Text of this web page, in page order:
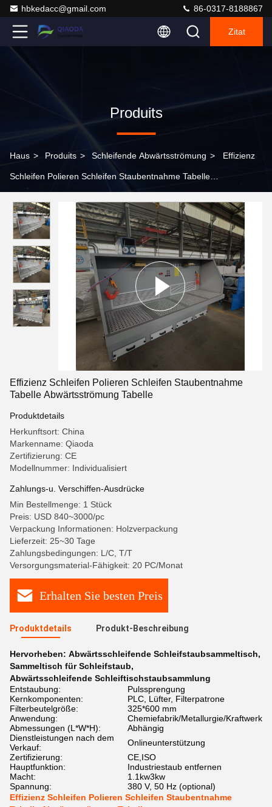
hbkedacc@gmail.com 86-0317-8188867
Zitat
Produits
Haus > Produits > Schleifende Abwärtsströmung > Effizienz
Schleifen Polieren Schleifen Staubentnahme Tabelle
Effizienz Schleifen Polieren Schleifen Staubentnahme
Tabelle Abwärtsströmung Tabelle
Produktdetails
Herkunftsort: China
Markenname: Qiaoda
Zertifizierung: CE
Modellnummer: Individualisiert
Zahlungs-u. Verschiffen-Ausdrücke
Min Bestellmenge: 1 Stück
Preis: USD 840~3000/pc
Verpackung Informationen: Holzverpackung
Lieferzeit: 25~30 Tage
Zahlungsbedingungen: L/C, T/T
Versorgungsmaterial-Fähigkeit: 20 PC/Monat
Erhalten Sie besten Preis
Produktdetails Produkt-Beschreibung
Hervorheben: Abwärtsschleifende Schleifstaubsammeltisch,
Sammeltisch für Schleifstaub,
Abwärtsschleifende Schleiftischstaubsammlung
Entstaubung:
Pulssprengung
Kernkomponenten:
PLC, Lüfter, Filterpatrone
Filterbeutelgröße:
325*600 mm
Anwendung:
Chemiefabrik/Metallurgie/Kraftwerk
Abmessungen (L*W*H):
Abhängig
Dienstleistungen nach dem
Verkauf:
Onlineunterstützung
Zertifizierung:
CE,ISO
Hauptfunktion:
Industriestaub entfernen
Macht:
1.1kw3kw
Spannung:
380 V, 50 Hz (optional)
Effizienz Schleifen Polieren Schleifen Staubentnahme